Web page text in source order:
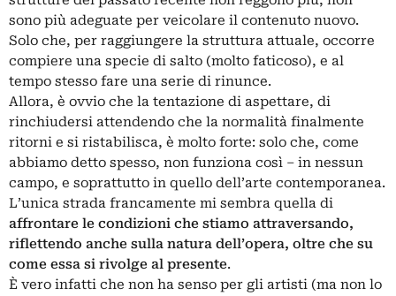
sono più adeguate per veicolare il contenuto nuovo.
Solo che, per raggiungere la struttura attuale, occorre
compiere una specie di salto (molto faticoso), e al
tempo stesso fare una serie di rinunce.
Allora, è ovvio che la tentazione di aspettare, di
rinchiudersi attendendo che la normalità finalmente
ritorni e si ristabilisca, è molto forte: solo che, come
abbiamo detto spesso, non funziona così – in nessun
campo, e soprattutto in quello dell’arte contemporanea.
L’unica strada francamente mi sembra quella di
affrontare le condizioni che stiamo attraversando,
riflettendo anche sulla natura dell’opera, oltre che su
come essa si rivolge al presente.
È vero infatti che non ha senso per gli artisti (ma non lo